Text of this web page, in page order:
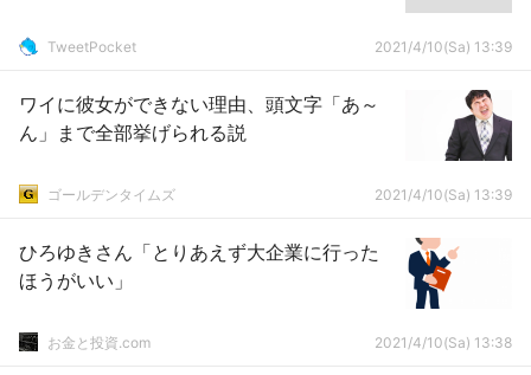
TweetPocket 2021/4/10(Sa) 13:39
ワイに彼女ができない理由、頭文字「あ～
ん」まで全部挙げられる説
ゴールデンタイムズ 2021/4/10(Sa) 13:39
ひろゆきさん「とりあえず大企業に行った
ほうがいい」
お金と投資.com 2021/4/10(Sa) 13:38